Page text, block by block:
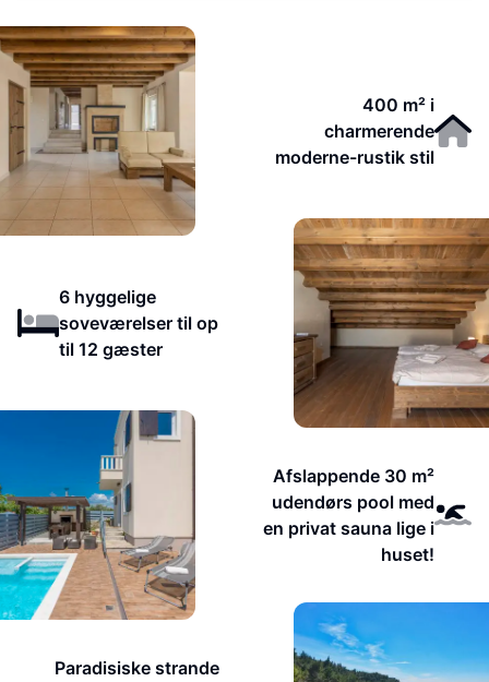
400 m² i
charmerende
moderne-rustik stil
6 hyggelige
soveværelser til op
til 12 gæster
Afslappende 30 m²
udendørs pool med
en privat sauna lige i
huset!
Paradisiske strande